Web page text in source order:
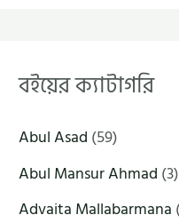
বইয়ের ক্যাটাগরি
Abul Asad (59)
Abul Mansur Ahmad (3)
Advaita Mallabarmana